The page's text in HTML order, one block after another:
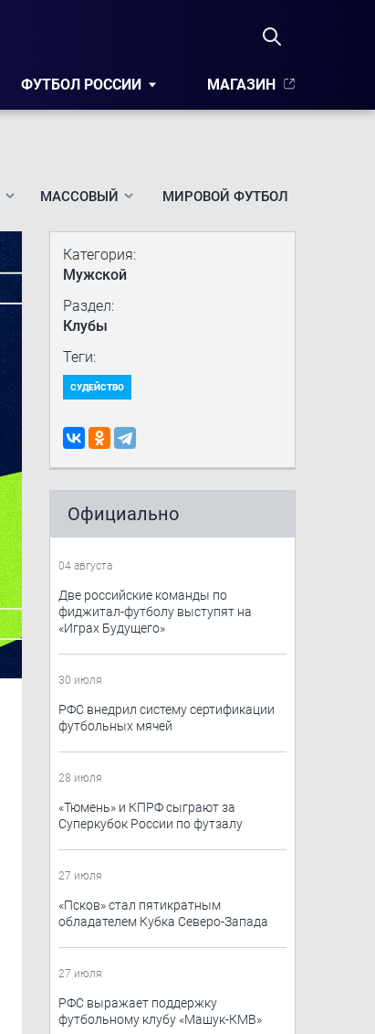
ФУТБОЛ РОССИИ МАГАЗИН
МАССОВЫЙ МИРОВОЙ ФУТБОЛ
Категория:
Мужской
Раздел:
Клубы
Теги:
СУДЕЙСТВО
Официально
04 августа
Две российские команды по
фиджитал-футболу выступят на
«Играх Будущего»
30 июля
РФС внедрил систему сертификации
футбольных мячей
28 июля
​«Тюмень»​ и КПРФ сыграют за
Суперкубок России по футзалу
27 июля
«Псков» стал пятикратным
обладателем Кубка Северо-Запада
27 июля
РФС выражает поддержку
футбольному клубу «Машук-КМВ»